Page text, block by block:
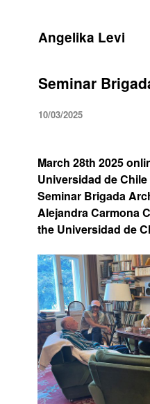
Angelika Levi
Seminar
10/03/2025
March 28th 2025
Universidad de Chile
Seminar Brigada
Alejandra Carmona
the Universidad de